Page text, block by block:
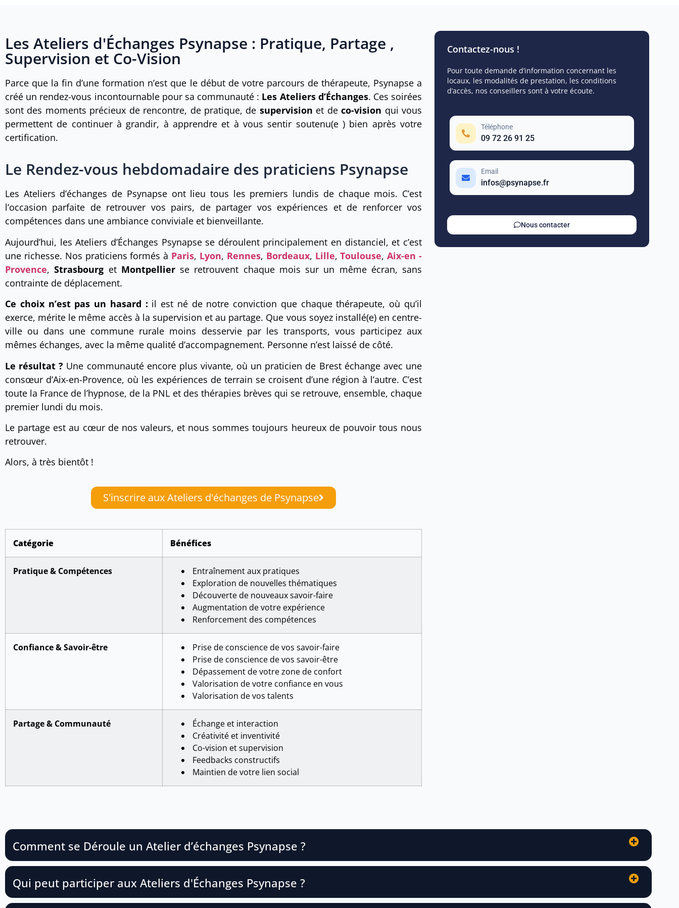
Les Ateliers d'Échanges Psynapse : Pratique, Partage ,
Supervision et Co-Vision
Parce que la fin d’une formation n’est que le début de votre parcours de thérapeute, Psynapse a
créé un rendez-vous incontournable pour sa communauté : Les Ateliers d’Échanges. Ces soirées
sont des moments précieux de rencontre, de pratique, de supervision et deco-vision qui vous
permettent de continuer à grandir, à apprendre et à vous sentir soutenu(e ) bien après votre
certification.
Le Rendez-vous hebdomadaire des praticiens Psynapse
Les Ateliers d’échanges de Psynapse ont lieu tous les premiers lundis de chaque mois. C’est
l’occasion parfaite de retrouver vos pairs, de partager vos expériences et de renforcer vos
compétences dans une ambiance conviviale et bienveillante.
Aujourd’hui, les Ateliers d’Échanges Psynapse se déroulent principalement en distanciel, et c’est
une richesse. Nos praticiens formés à Paris, Lyon, Rennes, Bordeaux, Lille,Toulouse,Aix-en -
Provence,Strasbourg et Montpellierse retrouvent chaque mois sur un même écran, sans
contrainte de déplacement.
Ce choix n’est pas un hasard : il est né de notre conviction que chaque thérapeute, où qu’il
exerce, mérite le même accès à la supervision et au partage. Que vous soyez installé(e) en centre-
ville ou dans une commune rurale moins desservie par les transports, vous participez aux
mêmes échanges, avec la même qualité d’accompagnement. Personne n’est laissé de côté.
Le résultat ? Une communauté encore plus vivante, où un praticien de Brest échange avec une
consœur d’Aix-en-Provence, où les expériences de terrain se croisent d’une région à l’autre. C’est
toute la France de l’hypnose, de la PNL et des thérapies brèves qui se retrouve, ensemble, chaque
premier lundi du mois.
Le partage est au cœur de nos valeurs, et nous sommes toujours heureux de pouvoir tous nous
retrouver.
Alors, à très bientôt !
S'inscrire aux Ateliers d'échanges de Psynapse
Catégorie Bénéfices
Pratique & Compétences
Entraînement aux pratiques
Exploration de nouvelles thématiques
Découverte de nouveaux savoir-faire
Augmentation de votre expérience
Renforcement des compétences
Confiance & Savoir-être
Prise de conscience de vos savoir-faire
Prise de conscience de vos savoir-être
Dépassement de votre zone de confort
Valorisation de votre confiance en vous
Valorisation de vos talents
Partage & Communauté
Échange et interaction
Créativité et inventivité
Co-vision et supervision
Feedbacks constructifs
Maintien de votre lien social
Contactez-nous !
Pour toute demande d’information concernant les
locaux, les modalités de prestation, les conditions
d’accès, nos conseillers sont à votre écoute.
Téléphone
09 72 26 91 25
Email
infos@psynapse.fr
Nous contacter
Comment se Déroule un Atelier d’échanges Psynapse ?
Qui peut participer aux Ateliers d'Échanges Psynapse ?